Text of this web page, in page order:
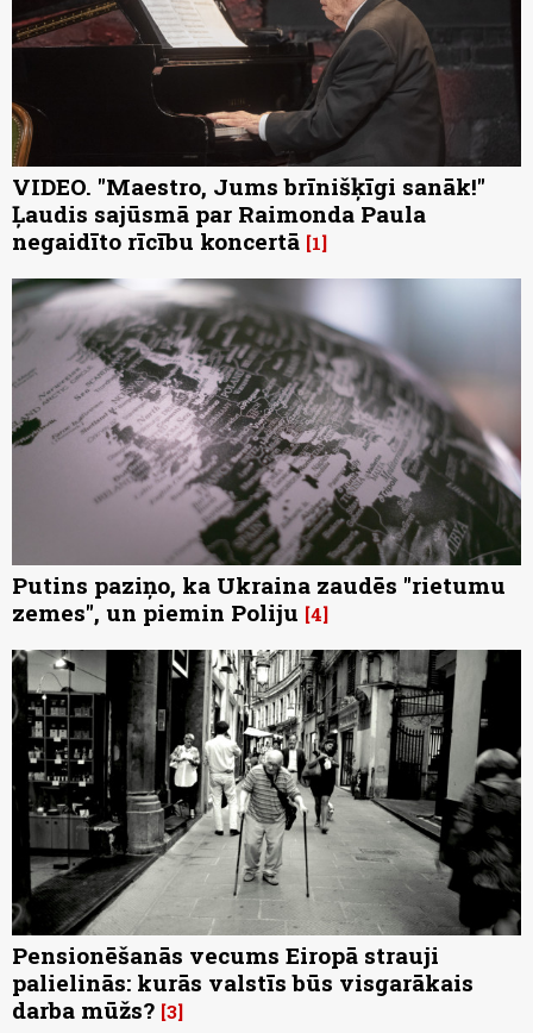
VIDEO. "Maestro, Jums brīnišķīgi sanāk!"
Ļaudis sajūsmā par Raimonda Paula
negaidīto rīcību koncertā 1
Putins paziņo, ka Ukraina zaudēs "rietumu
zemes", un piemin Poliju 4
Pensionēšanās vecums Eiropā strauji
palielinās: kurās valstīs būs visgarākais
darba mūžs? 3